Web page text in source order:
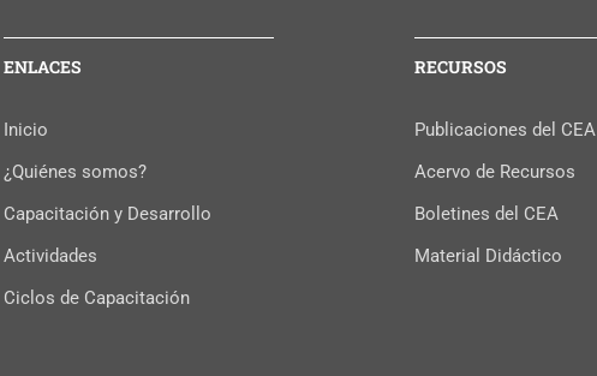
ENLACES
Inicio
¿Quiénes somos?
Capacitación y Desarrollo
Actividades
Ciclos de Capacitación
RECURSOS
Publicaciones del CEA
Acervo de Recursos
Boletines del CEA
Material Didáctico